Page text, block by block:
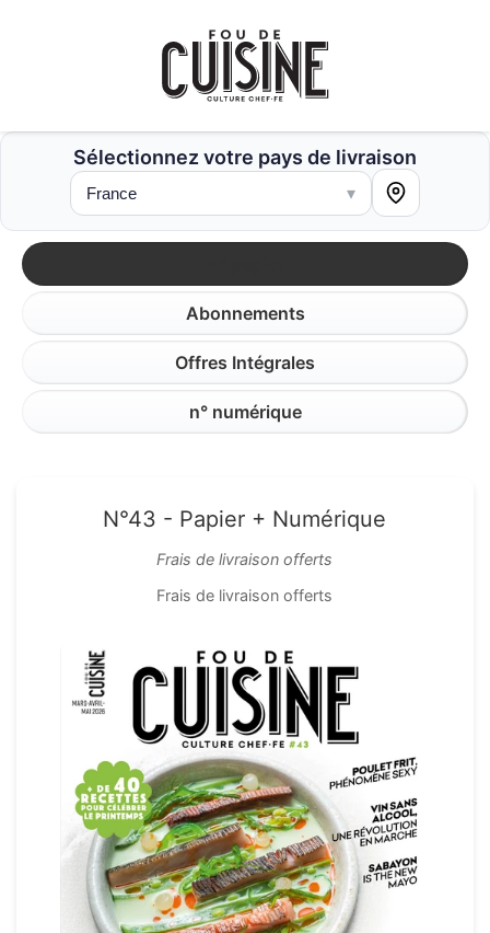
Sélectionnez votre pays de livraison
France ▾
Abonnements
Offres Intégrales
n° numérique
N°43 - Papier + Numérique
Frais de livraison offerts
Frais de livraison offerts